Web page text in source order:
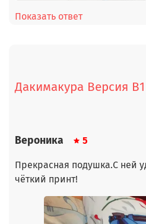
Показать ответ
Дакимакура Версия В1
Вероника 5
Прекрасная подушка.С ней
чёткий принт!